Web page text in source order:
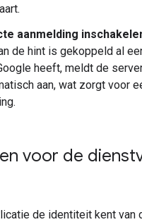
aanmelding
de hint is gekoppeld al
heeft, meldt de
aan, wat zorgt voor
voor de
de identiteit kent van